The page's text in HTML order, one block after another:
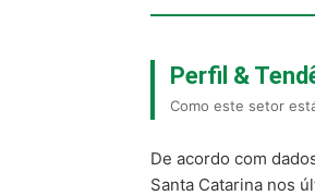
Perfil &
Como este setor
De acordo com
Santa Catarina nos